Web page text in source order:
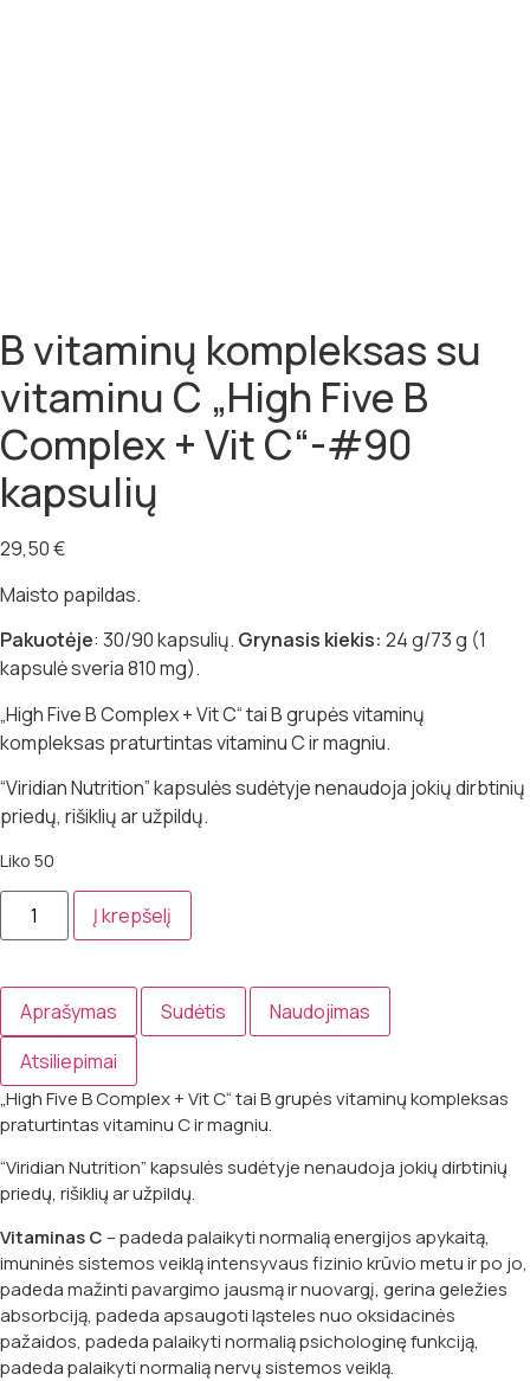
B vitaminų kompleksas su
vitaminu C „High Five B
Complex + Vit C“-#90
kapsulių
29,50€
Maisto papildas.
Pakuotėje: 30/90 kapsulių. Grynasis kiekis: 24 g/73 g (1
kapsulė sveria 810 mg).
„High Five B Complex + Vit C“ tai B grupės vitaminų
kompleksas praturtintas vitaminu C ir magniu.
“Viridian Nutrition” kapsulės sudėtyje nenaudoja jokių dirbtinių
priedų, rišiklių ar užpildų.
Liko 50
produkto
kiekis:
B
su
vitaminu
C
„High
Five
B
Complex
+
C“-
#90
kapsulių
Į krepšelį
Aprašymas Sudėtis
Naudojimas
Atsiliepimai
„High Five B Complex + Vit C“ tai B grupės vitaminų kompleksas
praturtintas vitaminu C ir magniu.
“Viridian Nutrition” kapsulės sudėtyje nenaudoja jokių dirbtinių
priedų, rišiklių ar užpildų.
Vitaminas C – padeda palaikyti normalią energijos apykaitą,
imuninės sistemos veiklą intensyvaus fizinio krūvio metu ir po jo,
padeda mažinti pavargimo jausmą ir nuovargį, gerina geležies
absorbciją, padeda apsaugoti ląsteles nuo oksidacinės
pažaidos, padeda palaikyti normalią psichologinę funkciją,
padeda palaikyti normalią nervų sistemos veiklą.